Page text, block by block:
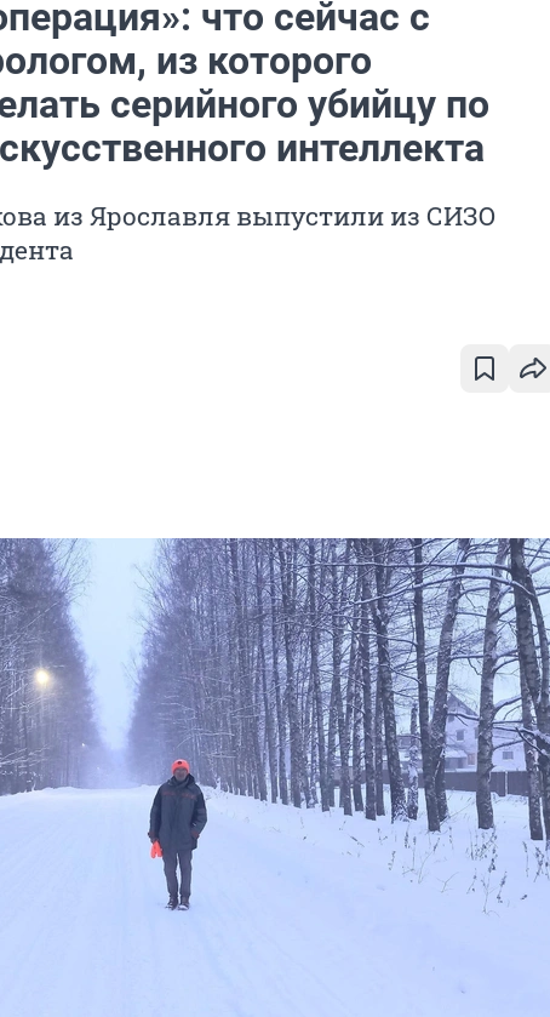
что сейчас с
из которого
серийного убийцу по
интеллекта
из Ярославля выпустили из СИЗО